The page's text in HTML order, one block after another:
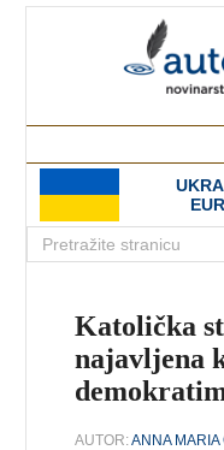
Katolička
najavljena
AUTOR:ANNA